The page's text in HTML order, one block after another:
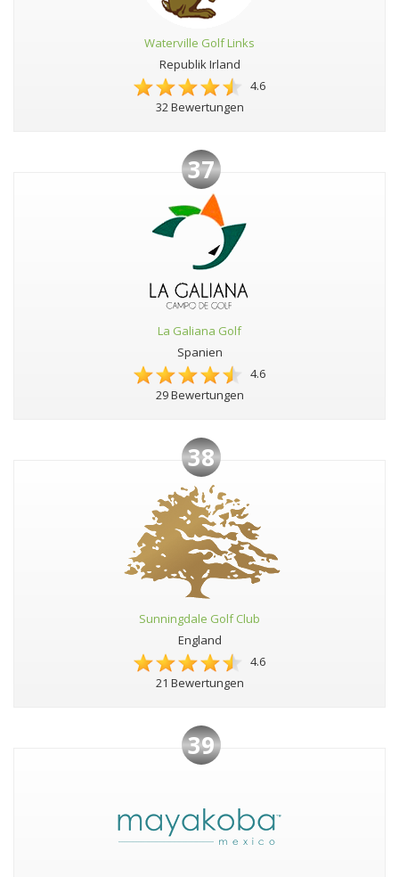
Waterville Golf Links
Republik Irland
4.6
32 Bewertungen
37
La Galiana Golf
Spanien
4.6
29 Bewertungen
38
Sunningdale Golf Club
England
4.6
21 Bewertungen
39